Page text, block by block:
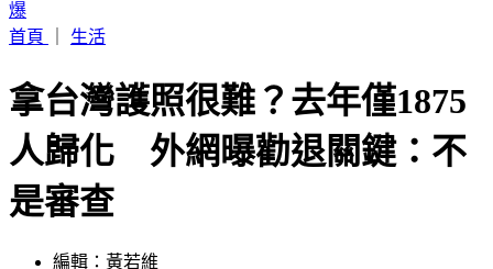
首頁
拿台灣護照很難？去年僅1875
人歸化 外網曝勸退關鍵：不
是審查
發佈時間：2026.05.11 10:24